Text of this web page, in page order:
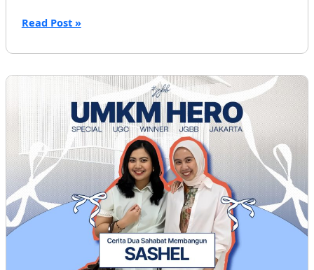
JL
Tumbuh
dan
dengan
Konsistensi
Read Post »